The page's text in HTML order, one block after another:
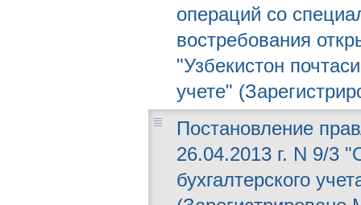
операций со
востребования
"Узбекистон
учете"
Постановление
26.04.2013 г. N 9/3
бухгалтерского